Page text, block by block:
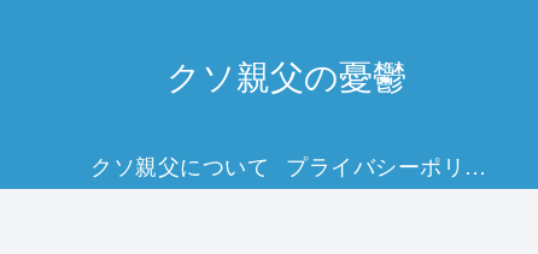
クソ親父の憂鬱
クソ親父について プライバシーポリシー